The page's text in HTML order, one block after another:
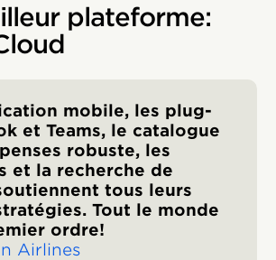
plateforme:
mobile, les plug-
et Teams, le catalogue
robuste, les
et la recherche de
tous leurs
Tout le monde
ordre!
Airlines